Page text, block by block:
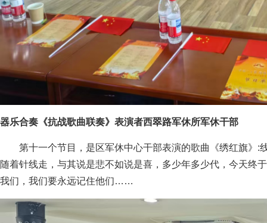
器乐合奏《抗战歌曲联奏》表演者西翠路军休所军休干部
第十一个节目，是区军休中心干部表演的歌曲《绣红旗》:
随着针线走，与其说是悲不如说是喜，多少年多少代，今天
我们，我们要永远记住他们……